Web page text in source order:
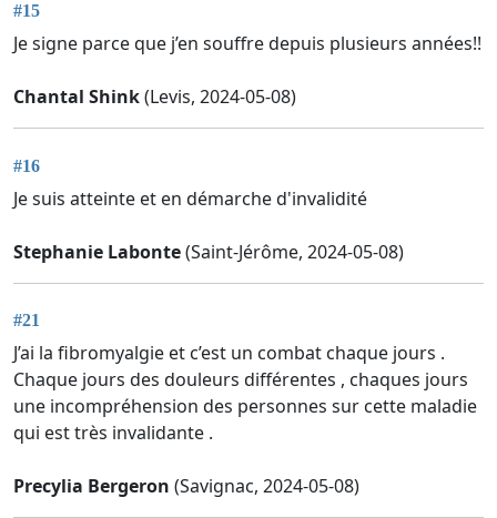
#15
Je signe parce que j’en souffre depuis plusieurs années!!
Chantal Shink(Levis, 2024-05-08)
#16
Je suis atteinte et en démarche d'invalidité
Stephanie Labonte(Saint-Jérôme, 2024-05-08)
#21
J’ai la fibromyalgie et c’est un combat chaque jours .
Chaque jours des douleurs différentes , chaques jours
une incompréhension des personnes sur cette maladie
qui est très invalidante .
Precylia Bergeron (Savignac, 2024-05-08)